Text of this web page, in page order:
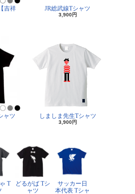
吉祥 JR総武線Tシャツ
3,900円
ャツ しましま先生Tシャツ
3,900円
T
どるがば Tシ
ャツ
サッカー日
本代表 Tシャ